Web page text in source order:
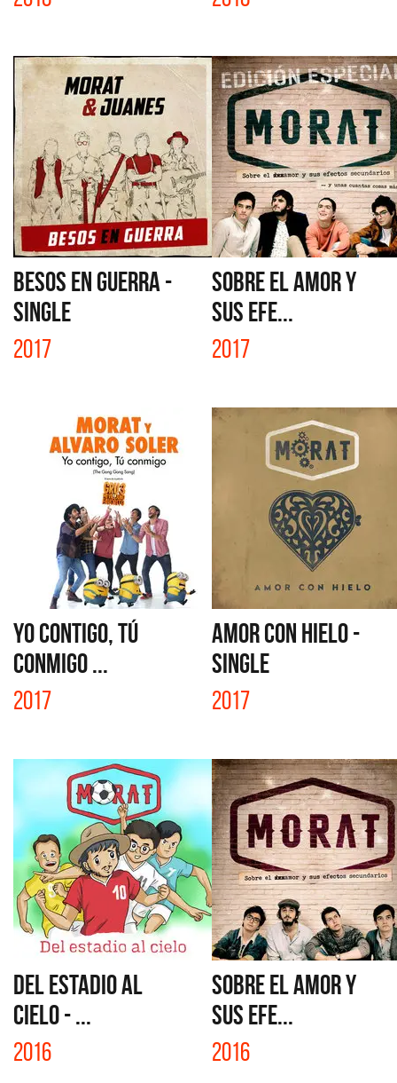
BESOS EN GUERRA -
SINGLE
2017
SOBRE EL AMOR Y
SUS EFE...
2017
YO CONTIGO, TÚ
CONMIGO ...
2017
AMOR CON HIELO -
SINGLE
2017
DEL ESTADIO AL
CIELO - ...
2016
SOBRE EL AMOR Y
SUS EFE...
2016